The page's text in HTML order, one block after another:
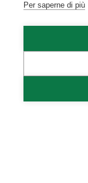
Per saperne di più